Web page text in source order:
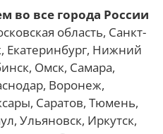
во все города России
область, Санкт-
Екатеринбург, Нижний
Омск, Самара,
Воронеж,
Саратов, Тюмень,
Ульяновск, Иркутск,